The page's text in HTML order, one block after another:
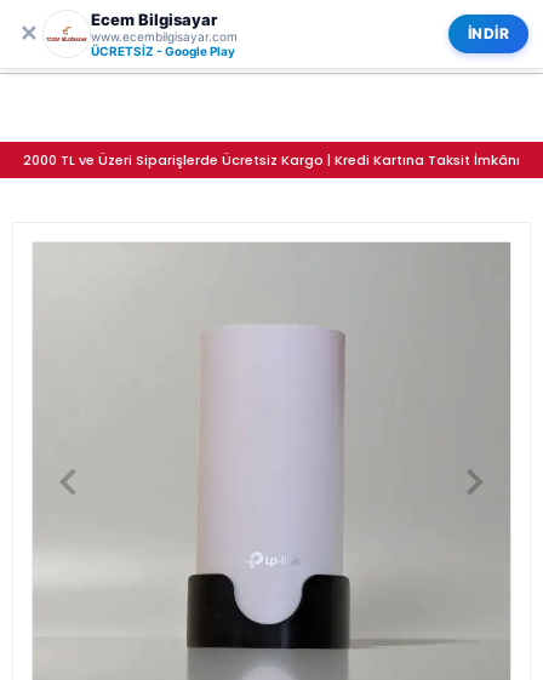
✕
Ecem Bilgisayar
www.ecembilgisayar.com
ÜCRETSİZ - Google Play
İNDİR
2000 TL ve Üzeri Siparişlerde Ücretsiz Kargo | Kredi Kartına Taksit İmkânı
0
Kategoriler